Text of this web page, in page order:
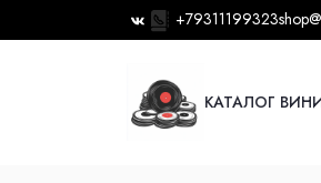
+79311199323
КАТАЛОГ